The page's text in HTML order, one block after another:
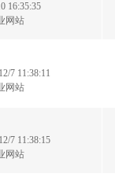
16:35:35
网站
7 11:38:11
网站
7 11:38:15
网站